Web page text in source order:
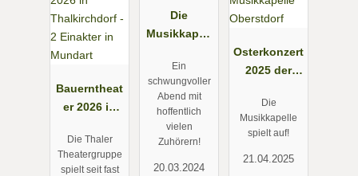
Bauerntheat
er 2026 in
f - 2 Einakter
in Mundart
Die Thaler
Theatergruppe
spielt seit fast
Die
Musikkapell
spielt auf!
Ein
schwungvoller
Abend mit
hoffentlich
vielen
Zuhörern!
20.03.2024
Osterkonzert
2025 der
e Oberstdorf
Die
Musikkapelle
spielt auf!
21.04.2025